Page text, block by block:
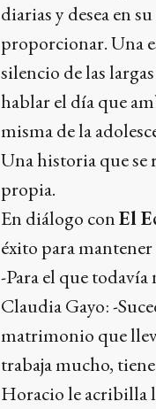
diarias y desea en
proporcionar. Una
silencio de las
hablar el día que
misma de la
Una historia que se
propia.
En diálogo conEl
éxito para
-Para el que todavía
Claudia Gayo: -
matrimonio que
trabaja mucho,
Horacio le acribilla